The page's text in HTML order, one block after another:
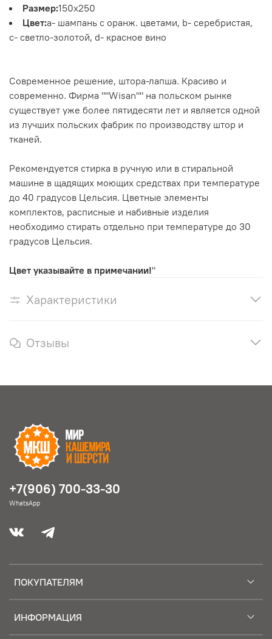
Размер:150х250
Цвет:a- шампань с оранж. цветами, b- серебристая,
c- светло-золотой, d- красное вино
Современное решение, штора-лапша. Красиво и
современно. Фирма ""Wisan"" на польском рынке
существует уже более пятидесяти лет и является одной
из лучших польских фабрик по производству штор и
тканей.
Рекомендуется стирка в ручную или в стиральной
машине в щадящих моющих средствах при температуре
до 40 градусов Цельсия. Цветные элементы
комплектов, расписные и набивные изделия
необходимо стирать отдельно при температуре до 30
градусов Цельсия.
Цвет указывайте в примечании!"
Характеристики
Отзывы
ПОКУПАТЕЛЯМ
ИНФОРМАЦИЯ
+7(906) 700-33-30
WhatsApp